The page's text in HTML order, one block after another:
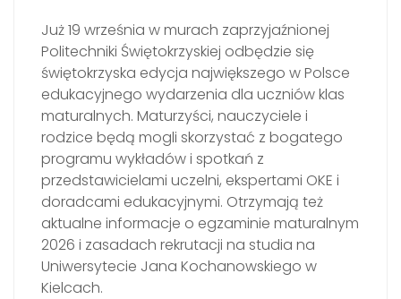
Już 19 września w murach zaprzyjaźnionej
Politechniki Świętokrzyskiej odbędzie się
świętokrzyska edycja największego w Polsce
edukacyjnego wydarzenia dla uczniów klas
maturalnych. Maturzyści, nauczyciele i
rodzice będą mogli skorzystać z bogatego
programu wykładów i spotkań z
przedstawicielami uczelni, ekspertami OKE i
doradcami edukacyjnymi. Otrzymają też
aktualne informacje o egzaminie maturalnym
2026 i zasadach rekrutacji na studia na
Uniwersytecie Jana Kochanowskiego w
Kielcach.